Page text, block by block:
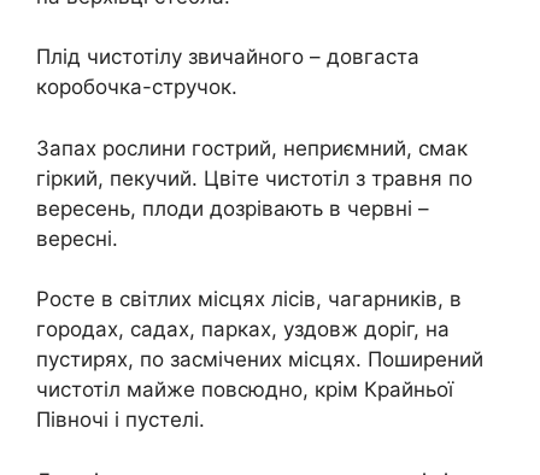
Плід чистотілу звичайного – довгаста
коробочка-стручок.
Запах рослини гострий, неприємний, смак
гіркий, пекучий. Цвіте чистотіл з травня по
вересень, плоди дозрівають в червні –
вересні.
Росте в світлих місцях лісів, чагарників, в
городах, садах, парках, уздовж доріг, на
пустирях, по засмічених місцях. Поширений
чистотіл майже повсюдно, крім Крайньої
Півночі і пустелі.